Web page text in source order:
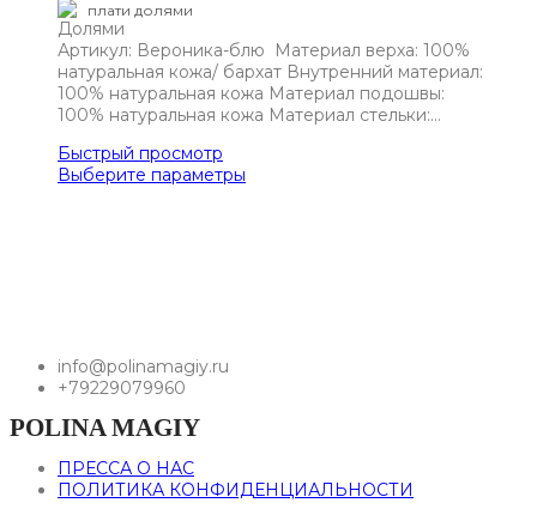
плати долями
Артикул: Вероника-блю Материал верха: 100%
натуральная кожа/ бархат Внутренний материал:
100% натуральная кожа Материал подошвы:
100% натуральная кожа Материал стельки:…
Быстрый просмотр
Выберите параметры
info@polinamagiy.ru
+79229079960
POLINA MAGIY
ПРЕССА О НАС
ПОЛИТИКА КОНФИДЕНЦИАЛЬНОСТИ